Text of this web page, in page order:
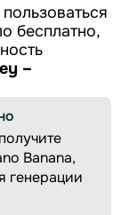
бесплатно,
–
Banana,
генерации